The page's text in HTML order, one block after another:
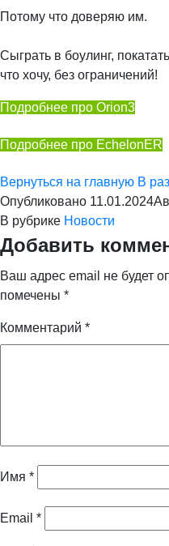
Потому что доверяю им.
Сыграть в боулинг,
что хочу, без ограничений!
Подробнее про Orion3
Подробнее про EchelonER
Вернуться на главную В
Опубликовано 11.01.2024
В рубрике Новости
Добавить
Ваш адрес email не будет
помечены *
Комментарий *
Имя *
Email *